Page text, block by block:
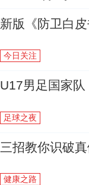
新版《防卫白
今日关注
U17男足国家队
足球之夜
三招教你识破
健康之路